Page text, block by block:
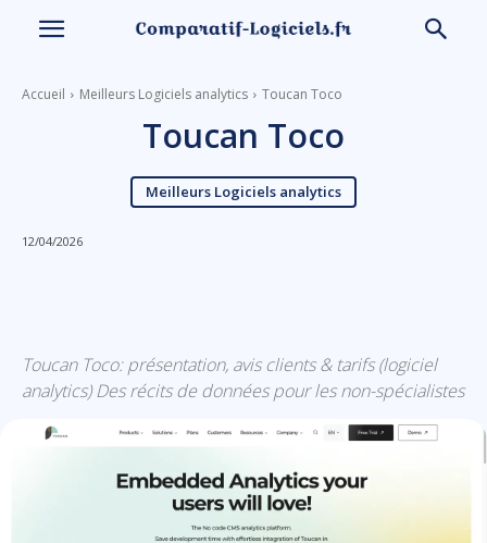
Accueil Meilleurs Logiciels analytics Toucan Toco
Toucan Toco
Meilleurs Logiciels analytics
12/04/2026
Toucan Toco: présentation, avis clients & tarifs (logiciel
analytics) Des récits de données pour les non-spécialistes